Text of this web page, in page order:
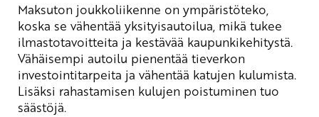
Maksuton joukkoliikenne on ympäristöteko,
koska se vähentää yksityisautoilua, mikä tukee
ilmastotavoitteita ja kestävää kaupunkikehitystä.
Vähäisempi autoilu pienentää tieverkon
investointitarpeita ja vähentää katujen kulumista.
Lisäksi rahastamisen kulujen poistuminen tuo
säästöjä.